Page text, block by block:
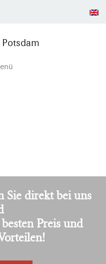
Sie direkt bei uns
Preis und